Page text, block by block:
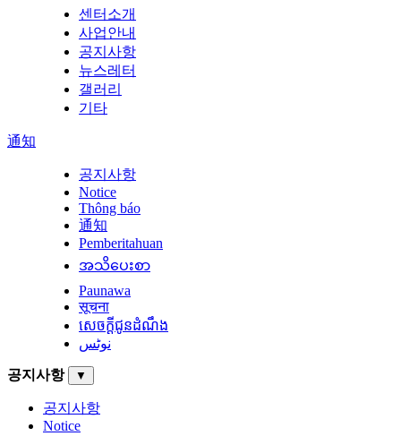
센터소개
사업안내
공지사항
뉴스레터
갤러리
기타
通知
공지사항
Notice
Thông báo
通知
Pemberitahuan
အသိပေးစာ
Paunawa
सूचना
សេចក្តីជូនដំណឹង
نوٹس
공지사항 ▼
공지사항
Notice